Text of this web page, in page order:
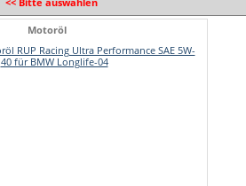
Motoröl